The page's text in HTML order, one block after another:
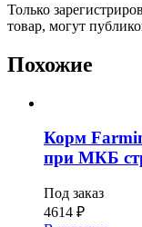
Только
товар, могут
Похожие
Корм
при МКБ
Под заказ
4614 ₽